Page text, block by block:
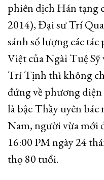
phiên dịch Hán tạng
2014), Đại sư Trí
sánh số lượng các
Việt của Ngài Tuệ
Trí Tịnh thì không
đứng về phương
là bậc Thầy uyên
Nam, người vừa mới
16:00 PM ngày 24
thọ 80 tuổi.